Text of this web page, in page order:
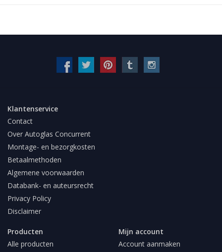
Klantenservice
Contact
Over Autoglas Concurrent
Montage- en bezorgkosten
Betaalmethoden
Algemene voorwaarden
Databank- en auteursrecht
Privacy Policy
Disclaimer
Producten
Alle producten
Mijn account
Account aanmaken